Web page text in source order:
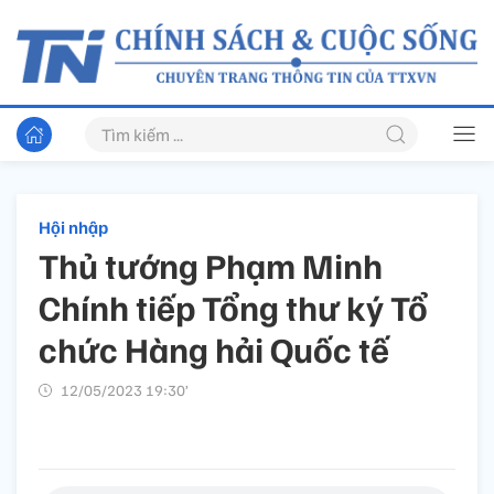
Hội nhập
Thủ tướng Phạm Minh
Chính tiếp Tổng thư ký Tổ
chức Hàng hải Quốc tế
12/05/2023 19:30’